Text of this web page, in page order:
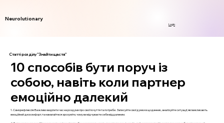
Neurolutionary
Login
Статті розділу "Знайти щастя"
10 способів бути поруч із
собою, навіть коли партнер
емоційно далекий
1. Саморефлексія: Важливо виділити час на роздуми про свої почуття та потреби. Записуйте свої думки в щоденник, аналізуйте ситуації, які викликають
емоційний дискомфорт, та намагайтеся зрозуміти, чому ви відчуваєте себе віддаленим.